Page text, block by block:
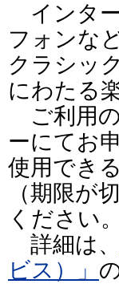
インタ
フォンな
クラシッ
にわたる
ご利用
ーにてお
使用でき
（期限が
ください。
詳細は、
ビス）」